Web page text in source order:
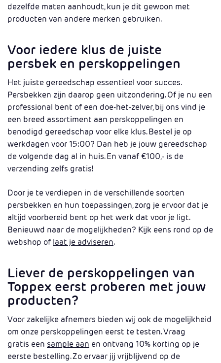
dezelfde maten aanhoudt, kun je dit gewoon met
producten van andere merken gebruiken.
Voor iedere klus de juiste
persbek en perskoppelingen
Het juiste gereedschap essentieel voor succes.
Persbekken zijn daarop geen uitzondering. Of je nu een
professional bent of een doe-het-zelver, bij ons vind je
een breed assortiment aan perskoppelingen en
benodigd gereedschap voor elke klus. Bestel je op
werkdagen voor 15:00? Dan heb je jouw gereedschap
de volgende dag al in huis. En vanaf €100,- is de
verzending zelfs gratis!
Door je te verdiepen in de verschillende soorten
persbekken en hun toepassingen, zorg je ervoor dat je
altijd voorbereid bent op het werk dat voor je ligt.
Benieuwd naar de mogelijkheden? Kijk eens rond op de
webshop of laat je adviseren.
Liever de perskoppelingen van
Toppex eerst proberen met jouw
producten?
Voor zakelijke afnemers bieden wij ook de mogelijkheid
om onze perskoppelingen eerst te testen. Vraag
gratis een sample aan en ontvang 10% korting op je
eerste bestelling. Zo ervaar jij vrijblijvend op de